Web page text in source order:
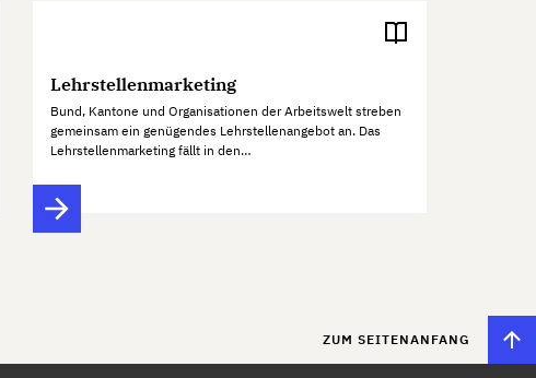
Lehrstellenmarketing
Bund, Kantone und Organisationen der Arbeitswelt streben
gemeinsam ein genügendes Lehrstellenangebot an. Das
Lehrstellenmarketing fällt in den…
ZUM SEITENANFANG